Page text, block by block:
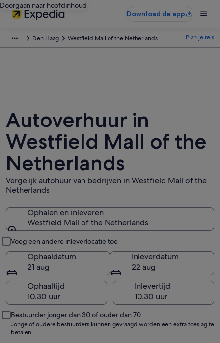
Doorgaan naar hoofdinhoud
Download de app
Den Haag Westfield Mall of the Netherlands Plan je reis
Autoverhuur in
Westfield Mall of the
Netherlands
Vergelijk autohuur van bedrijven in Westfield Mall of the
Netherlands
Ophalen en inleveren
Westfield Mall of the Netherlands
Voeg een andere inleverlocatie toe
Ophaaldatum
21 aug
Inleverdatum
22 aug
Ophaaltijd
Inlevertijd
Bestuurder jonger dan 30 of ouder dan 70
Jonge of oudere bestuurders kunnen gevraagd worden een extra toeslag te
betalen.